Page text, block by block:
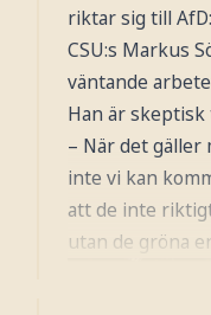
riktar sig till
CSU:s Markus
väntande
Han är
– När det
inte vi kan
att de inte
utan de gröna